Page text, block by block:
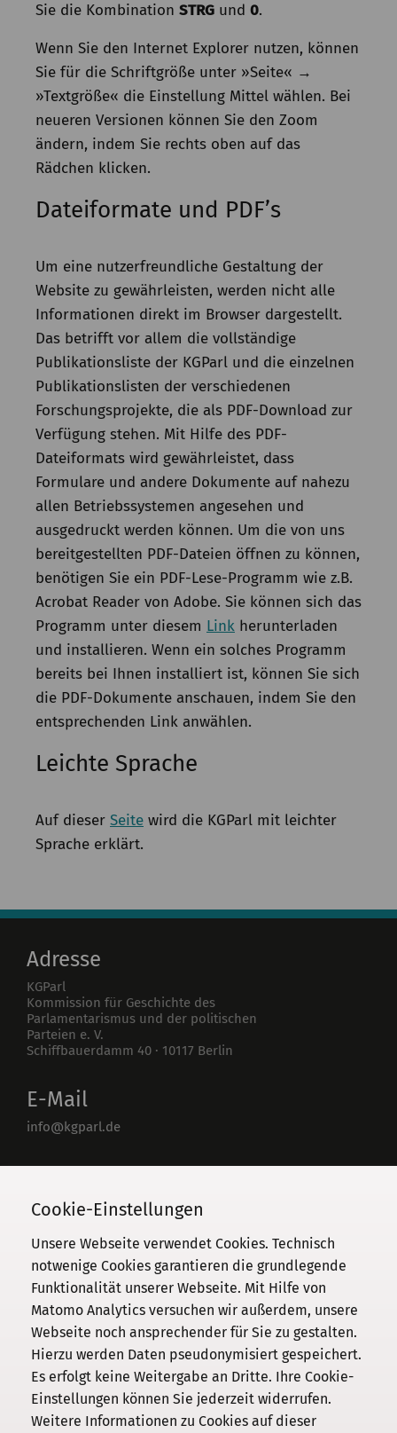
Sie die Kombination STRG und 0.
Wenn Sie den Internet Explorer nutzen, können
Sie für die Schriftgröße unter »Seite« →
»Textgröße« die Einstellung Mittel wählen. Bei
neueren Versionen können Sie den Zoom
ändern, indem Sie rechts oben auf das
Rädchen klicken.
Dateiformate und PDF’s
Um eine nutzerfreundliche Gestaltung der
Website zu gewährleisten, werden nicht alle
Informationen direkt im Browser dargestellt.
Das betrifft vor allem die vollständige
Publikationsliste der KGParl und die einzelnen
Publikationslisten der verschiedenen
Forschungsprojekte, die als PDF-Download zur
Verfügung stehen. Mit Hilfe des PDF-
Dateiformats wird gewährleistet, dass
Formulare und andere Dokumente auf nahezu
allen Betriebssystemen angesehen und
ausgedruckt werden können. Um die von uns
bereitgestellten PDF-Dateien öffnen zu können,
benötigen Sie ein PDF-Lese-Programm wie z.B.
Acrobat Reader von Adobe. Sie können sich das
Programm unter diesem Link herunterladen
und installieren. Wenn ein solches Programm
bereits bei Ihnen installiert ist, können Sie sich
die PDF-Dokumente anschauen, indem Sie den
entsprechenden Link anwählen.
Leichte Sprache
Auf dieser Seite wird die KGParl mit leichter
Sprache erklärt.
Adresse
KGParl
Kommission für Geschichte des
Parlamentarismus und der politischen
Parteien e. V.
Schiffbauerdamm 40 · 10117 Berlin
E-Mail
info@kgparl.de
030 / 206 33 94-0
Kommission
Institut
Forschung
Publikationen
Datenschutz
Cookie-Einstellungen
Unsere Webseite verwendet Cookies. Technisch
notwenige Cookies garantieren die grundlegende
Funktionalität unserer Webseite. Mit Hilfe von
Matomo Analytics versuchen wir außerdem, unsere
Webseite noch ansprechender für Sie zu gestalten.
Hierzu werden Daten pseudonymisiert gespeichert.
Es erfolgt keine Weitergabe an Dritte. Ihre Cookie-
Einstellungen können Sie jederzeit widerrufen.
Weitere Informationen zu Cookies auf dieser